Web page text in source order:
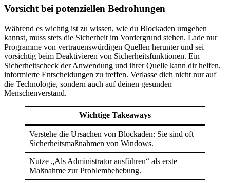
Vorsicht bei potenziellen Bedrohungen
Während es wichtig ist zu wissen, wie du Blockaden umgehen
kannst, muss stets die Sicherheit im Vordergrund stehen. Lade nur
Programme von vertrauenswürdigen Quellen herunter und sei
vorsichtig beim Deaktivieren von Sicherheitsfunktionen. Ein
Sicherheitscheck der Anwendung und ihrer Quelle kann dir helfen,
informierte Entscheidungen zu treffen. Verlasse dich nicht nur auf
die Technologie, sondern auch auf deinen gesunden
Menschenverstand.
Wichtige Takeaways
Verstehe die Ursachen von Blockaden: Sie sind oft
Sicherheitsmaßnahmen von Windows.
Nutze „Als Administrator ausführen“ als erste
Maßnahme zur Problembehebung.